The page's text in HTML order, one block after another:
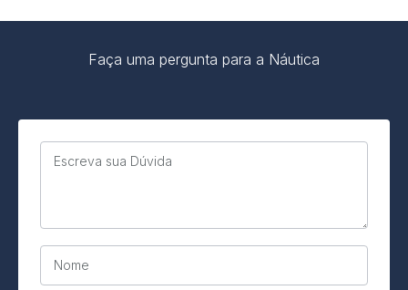
Faça uma pergunta para a Náutica
Escreva sua Dúvida
Nome